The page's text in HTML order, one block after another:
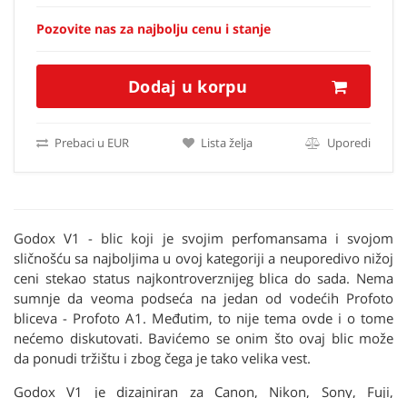
Pozovite nas za najbolju cenu i stanje
Dodaj u korpu
Prebaci u EUR Lista želja Uporedi
Godox V1 - blic koji je svojim perfomansama i svojom
sličnošću sa najboljima u ovoj kategoriji a neuporedivo nižoj
ceni stekao status najkontroverznijeg blica do sada. Nema
sumnje da veoma podseća na jedan od vodećih Profoto
bliceva - Profoto A1. Međutim, to nije tema ovde i o tome
nećemo diskutovati. Bavićemo se onim što ovaj blic može
da ponudi tržištu i zbog čega je tako velika vest.
Godox V1 je dizajniran za Canon, Nikon, Sony, Fuji,